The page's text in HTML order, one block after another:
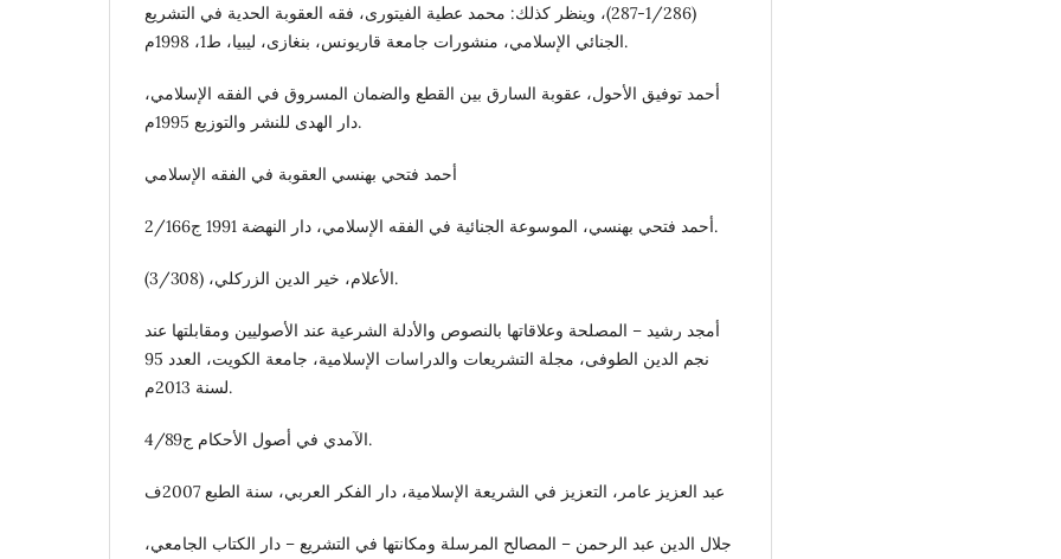
(1/286-287)، وينظر كذلك: محمد عطية الفيتورى، فقه العقوبة الحدية في التشريع
الجنائي الإسلامي، منشورات جامعة قاريونس، بنغازى، ليبيا، ط1، 1998م.
أحمد توفيق الأحول، عقوبة السارق بين القطع والضمان المسروق في الفقه الإسلامي،
دار الهدى للنشر والتوزيع 1995م.
أحمد فتحي بهنسي العقوبة في الفقه الإسلامي
أحمد فتحي بهنسي، الموسوعة الجنائية في الفقه الإسلامي، دار النهضة 1991 ج2/166.
الأعلام، خير الدين الزركلي، (3/308).
أمجد رشيد – المصلحة وعلاقاتها بالنصوص والأدلة الشرعية عند الأصوليين ومقابلتها عند
نجم الدين الطوفى، مجلة التشريعات والدراسات الإسلامية، جامعة الكويت، العدد 95
لسنة 2013م.
الآمدي في أصول الأحكام ج4/89.
عبد العزيز عامر، التعزيز في الشريعة الإسلامية، دار الفكر العربي، سنة الطبع 2007ف
جلال الدين عبد الرحمن – المصالح المرسلة ومكانتها في التشريع – دار الكتاب الجامعي،